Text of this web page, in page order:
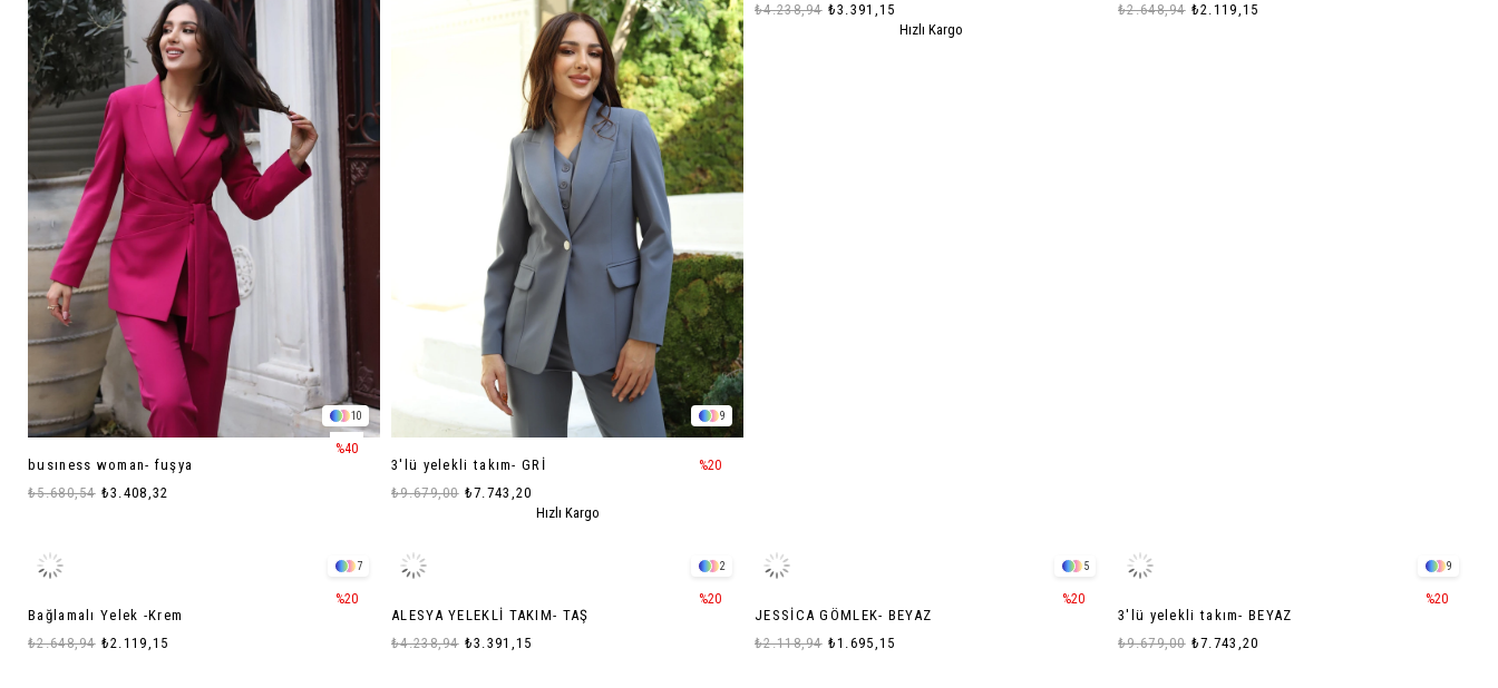
10
busıness woman- fuşya
₺3.408,32
₺5.680,54
%40
9
3'lü yelekli takım- GRİ
₺7.743,20
₺9.679,00
%20
Hızlı Kargo
₺3.391,15
₺4.238,94
Hızlı Kargo
₺2.119,15
₺2.648,94
7
Bağlamalı Yelek -Krem
₺2.119,15
₺2.648,94
%20
2
ALESYA YELEKLİ TAKIM- TAŞ
₺3.391,15
₺4.238,94
%20
5
JESSİCA GÖMLEK- BEYAZ
₺1.695,15
₺2.118,94
%20
9
3'lü yelekli takım- BEYAZ
₺7.743,20
₺9.679,00
%20